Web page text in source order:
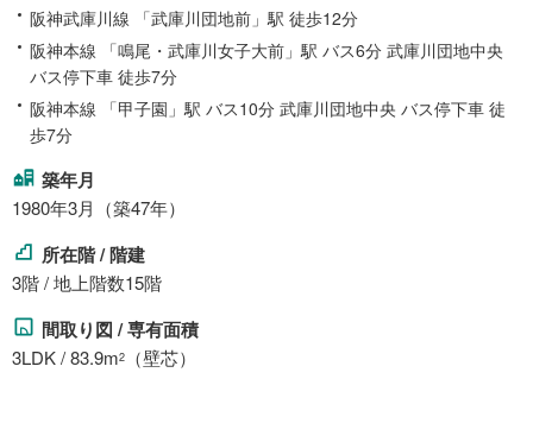
阪神武庫川線 「武庫川団地前」駅 徒歩12分
阪神本線 「鳴尾・武庫川女子大前」駅 バス6分 武庫川団地中央
バス停下車 徒歩7分
阪神本線 「甲子園」駅 バス10分 武庫川団地中央 バス停下車 徒
歩7分
築年月
1980年3月（築47年）
所在階 / 階建
3階 / 地上階数15階
間取り図 / 専有面積
3LDK / 83.9m2 （壁芯）